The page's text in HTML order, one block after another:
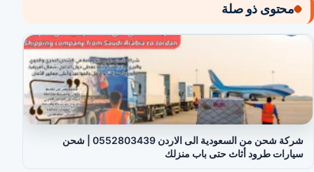
محتوى ذو صلة
شركة شحن من السعودية الى الاردن 0552803439 | شحن
سيارات طرود أثاث حتى باب منزلك